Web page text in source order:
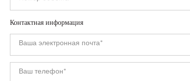
Контактная информация